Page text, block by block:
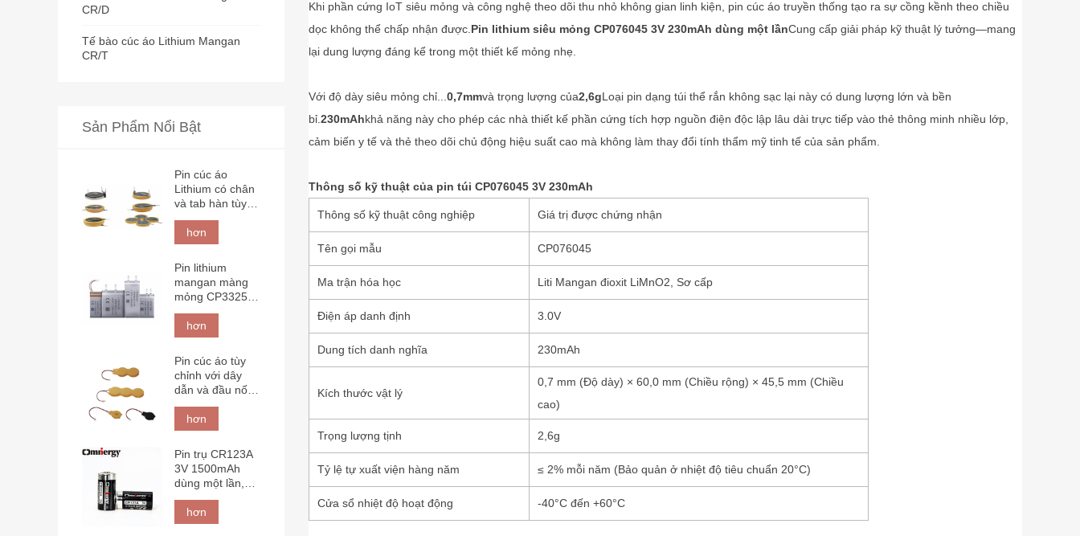
Khi phần cứng IoT siêu mỏng và công nghệ theo dõi thu nhỏ không gian linh kiện, pin cúc áo truyền thống tạo ra sự cồng kềnh theo chiều
dọc không thể chấp nhận được. Pin lithium siêu mỏng CP076045 3V 230mAh dùng một lầnCung cấp giải pháp kỹ thuật lý tưởng—mang
lại dung lượng đáng kể trong một thiết kế mỏng nhẹ.
Với độ dày siêu mỏng chỉ... 0,7mmvà trọng lượng của2,6gLoại pin dạng túi thể rắn không sạc lại này có dung lượng lớn và bền
bỉ. 230mAhkhả năng này cho phép các nhà thiết kế phần cứng tích hợp nguồn điện độc lập lâu dài trực tiếp vào thẻ thông minh nhiều lớp,
cảm biến y tế và thẻ theo dõi chủ động hiệu suất cao mà không làm thay đổi tính thẩm mỹ tinh tế của sản phẩm.
Thông số kỹ thuật của pin túi CP076045 3V 230mAh
Thông số kỹ thuật công nghiệp Giá trị được chứng nhận
Tên gọi mẫu CP076045
Ma trận hóa học Liti Mangan đioxit LiMnO2, Sơ cấp
Điện áp danh định 3.0V
Dung tích danh nghĩa 230mAh
Kích thước vật lý
0,7 mm (Độ dày) × 60,0 mm (Chiều rộng) × 45,5 mm (Chiều
cao)
Trọng lượng tịnh 2,6g
Tỷ lệ tự xuất viện hàng năm ≤ 2% mỗi năm (Bảo quản ở nhiệt độ tiêu chuẩn 20°C)
Cửa sổ nhiệt độ hoạt động -40°C đến +60°C
CR/D
Tế bào cúc áo Lithium Mangan
CR/T
Sản Phẩm Nổi Bật
Pin cúc áo
Lithium có chân
và tab hàn tùy
chỉnh Omnergy
hơn
Pin lithium
mangan màng
mỏng CP332544
3V 750mAh
dạng túi, năng
lượng cao với
kích thước nhỏ
gọn.
hơn
Pin cúc áo tùy
chỉnh với dây
dẫn và đầu nối
Omnergy
hơn
Pin trụ CR123A
3V 1500mAh
dùng một lần,
chứa lithium
mangan dioxide
(Li-MnO2).
hơn